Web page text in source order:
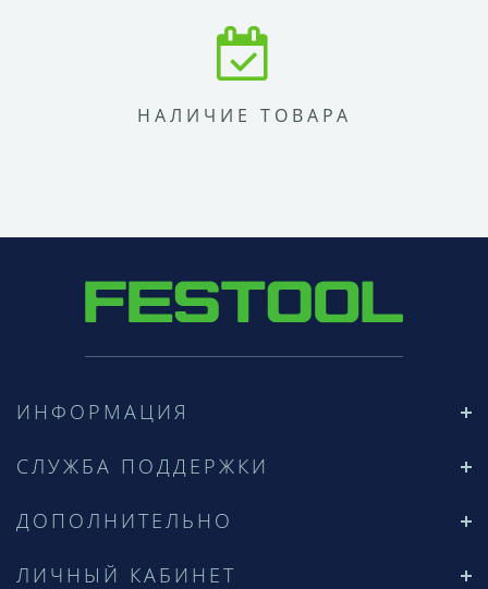
НАЛИЧИЕ ТОВАРА
ИНФОРМАЦИЯ
СЛУЖБА ПОДДЕРЖКИ
ДОПОЛНИТЕЛЬНО
ЛИЧНЫЙ КАБИНЕТ